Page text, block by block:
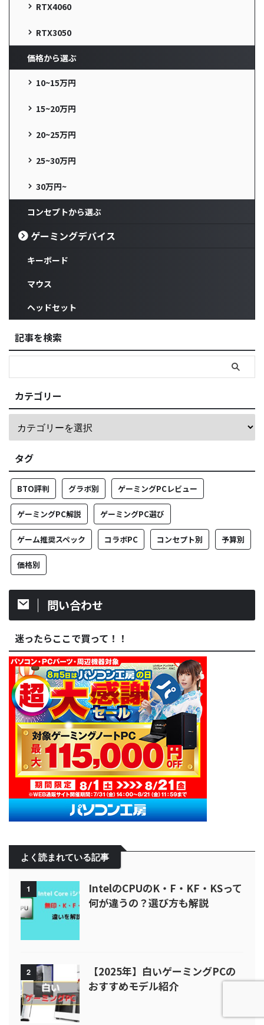
RTX4060
RTX3050
価格から選ぶ
10~15万円
15~20万円
20~25万円
25~30万円
30万円~
コンセプトから選ぶ
ゲーミングデバイス
キーボード
マウス
ヘッドセット
記事を検索
カテゴリー
タグ
BTO評判 グラボ別 ゲーミングPCレビュー
ゲーミングPC解説 ゲーミングPC選び
ゲーム推奨スペック コラボPC コンセプト別 予算別
価格別
問い合わせ
迷ったらここで買って！！
よく読まれている記事
1
IntelのCPUのK・F・KF・KSって
何が違うの？選び方も解説
2
【2025年】白いゲーミングPCの
おすすめモデル紹介